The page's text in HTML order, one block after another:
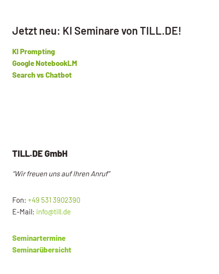
Jetzt neu: KI Seminare von TILL.DE!
KI Prompting
Google NotebookLM
Search vs Chatbot
TILL.DE GmbH
“Wir freuen uns auf Ihren Anruf”
Fon: +49 531 3902390
E-Mail: info@till.de
Seminartermine
Seminarübersicht